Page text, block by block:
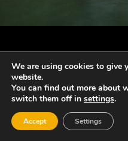
We are using cookies to give
website.
You can find out more about
switch them off in settings.
Accept Settings